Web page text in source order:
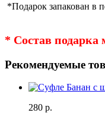
*Подарок запакован в
* Состав подарка
Рекомендуемые
280 р.